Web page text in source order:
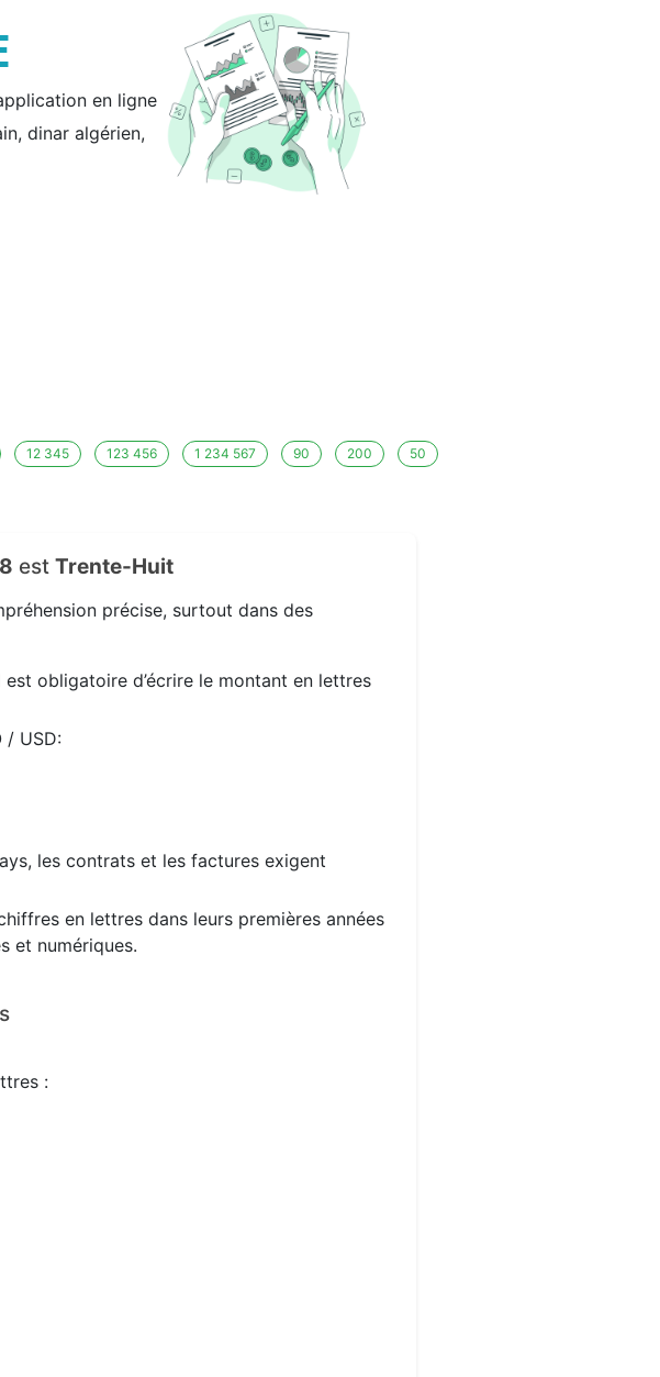
en ligne
dinar algérien,
12 345 123 456 1 234 567 90 200 50
est Trente-Huit
précise, surtout dans des
obligatoire d’écrire le montant en lettres
/ USD:
les contrats et les factures exigent
en lettres dans leurs premières années
et numériques.
: